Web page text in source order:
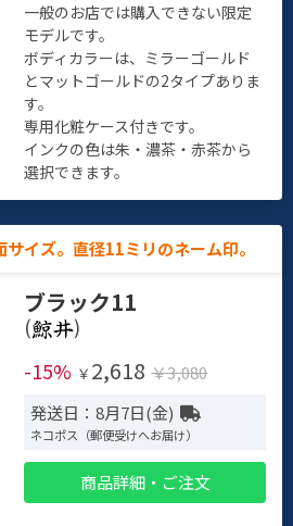
一般のお店では購入できない限定
モデルです。
ボディカラーは、ミラーゴールド
とマットゴールドの2タイプありま
す。
専用化粧ケース付きです。
インクの色は朱・濃茶・赤茶から
選択できます。
イズ。直径11ミリのネーム印。
ブラック11
(
)
-15% ￥ 2,618 ￥3,080
発送日：8月7日(金)
ネコポス（郵便受けへお届け）
商品詳細・ご注文